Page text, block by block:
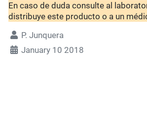
En caso de duda consulte al
distribuye este producto o a un
P. Junquera
January 10 2018